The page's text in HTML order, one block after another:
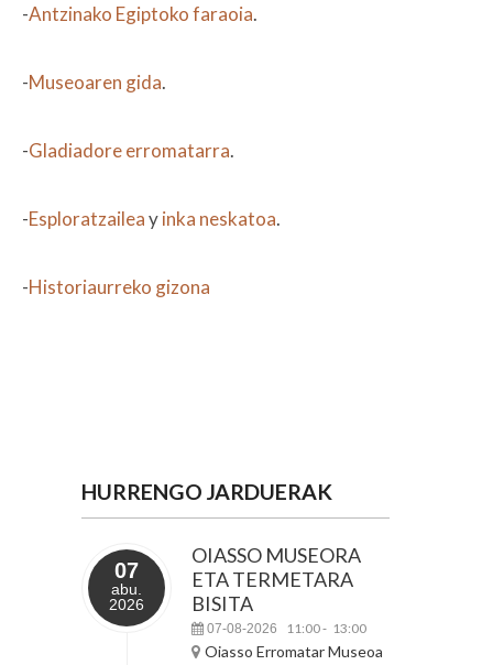
-Antzinako Egiptoko faraoia.
-Museoaren gida.
-Gladiadore erromatarra.
-Esploratzaileayinka neskatoa.
-Historiaurreko gizona
HURRENGO JARDUERAK
07
abu.
2026
OIASSO MUSEORA
ETA TERMETARA
BISITA
07-08-2026 11:00- 13:00
Oiasso Erromatar Museoa